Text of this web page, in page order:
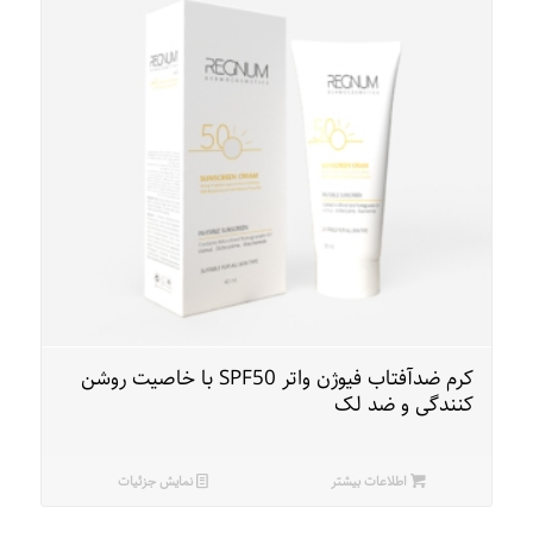
کرم ضدآفتاب فیوژن واتر SPF50 با خاصیت روشن
کنندگی و ضد لک
اطلاعات بیشتر نمایش جزئیات